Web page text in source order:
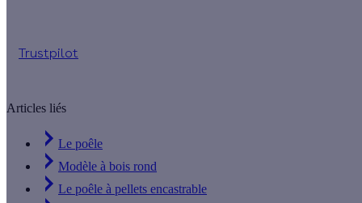
Trustpilot
Articles liés
Le poêle
Modèle à bois rond
Le poêle à pellets encastrable